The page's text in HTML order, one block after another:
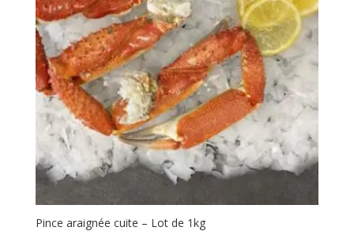
Pince araignée cuite – Lot de 1kg